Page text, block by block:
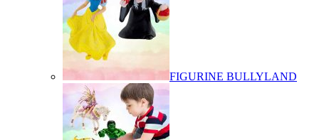
FIGURINE BULLYLAND